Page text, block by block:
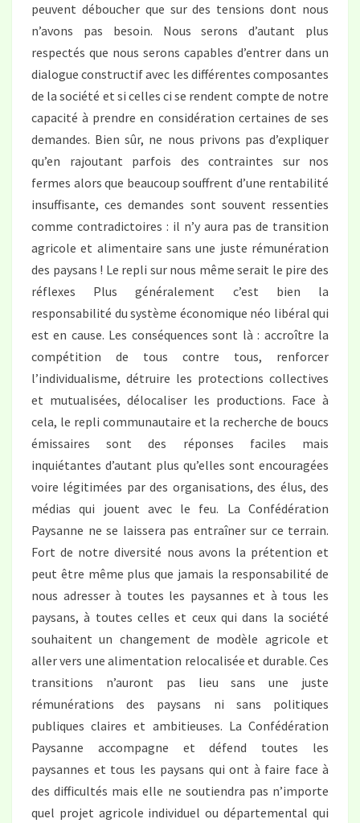
peuvent déboucher que sur des tensions dont nous
n’avons pas besoin. Nous serons d’autant plus
respectés que nous serons capables d’entrer dans un
dialogue constructif avec les différentes composantes
de la société et si celles ci se rendent compte de notre
capacité à prendre en considération certaines de ses
demandes. Bien sûr, ne nous privons pas d’expliquer
qu’en rajoutant parfois des contraintes sur nos
fermes alors que beaucoup souffrent d’une rentabilité
insuffisante, ces demandes sont souvent ressenties
comme contradictoires : il n’y aura pas de transition
agricole et alimentaire sans une juste rémunération
des paysans ! Le repli sur nous même serait le pire des
réflexes Plus généralement c’est bien la
responsabilité du système économique néo libéral qui
est en cause. Les conséquences sont là : accroître la
compétition de tous contre tous, renforcer
l’individualisme, détruire les protections collectives
et mutualisées, délocaliser les productions. Face à
cela, le repli communautaire et la recherche de boucs
émissaires sont des réponses faciles mais
inquiétantes d’autant plus qu’elles sont encouragées
voire légitimées par des organisations, des élus, des
médias qui jouent avec le feu. La Confédération
Paysanne ne se laissera pas entraîner sur ce terrain.
Fort de notre diversité nous avons la prétention et
peut être même plus que jamais la responsabilité de
nous adresser à toutes les paysannes et à tous les
paysans, à toutes celles et ceux qui dans la société
souhaitent un changement de modèle agricole et
aller vers une alimentation relocalisée et durable. Ces
transitions n’auront pas lieu sans une juste
rémunérations des paysans ni sans politiques
publiques claires et ambitieuses. La Confédération
Paysanne accompagne et défend toutes les
paysannes et tous les paysans qui ont à faire face à
des difficultés mais elle ne soutiendra pas n’importe
quel projet agricole individuel ou départemental qui